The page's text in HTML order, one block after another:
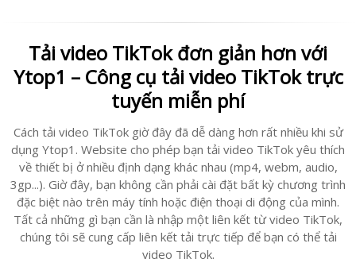
Tải video TikTok đơn giản hơn với
Ytop1 – Công cụ tải video TikTok trực
tuyến miễn phí
Cách tải video TikTok giờ đây đã dễ dàng hơn rất nhiều khi sử
dụng Ytop1. Website cho phép bạn tải video TikTok yêu thích
về thiết bị ở nhiều định dạng khác nhau (mp4, webm, audio,
3gp...). Giờ đây, bạn không cần phải cài đặt bất kỳ chương trình
đặc biệt nào trên máy tính hoặc điện thoại di động của mình.
Tất cả những gì bạn cần là nhập một liên kết từ video TikTok,
chúng tôi sẽ cung cấp liên kết tải trực tiếp để bạn có thể tải
video TikTok.